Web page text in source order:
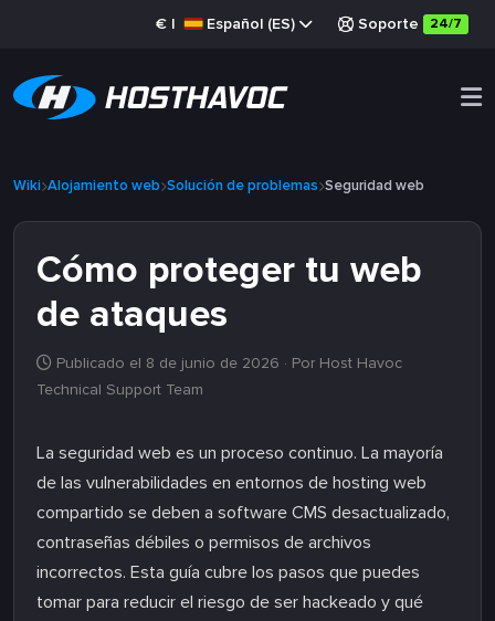
€ | Español (ES) Soporte 24/7
Wiki Alojamiento web Solución de problemas Seguridad web
Cómo proteger tu web
de ataques
Publicado el 8 de junio de 2026 · Por Host Havoc
Technical Support Team
La seguridad web es un proceso continuo. La mayoría
de las vulnerabilidades en entornos de hosting web
compartido se deben a software CMS desactualizado,
contraseñas débiles o permisos de archivos
incorrectos. Esta guía cubre los pasos que puedes
tomar para reducir el riesgo de ser hackeado y qué